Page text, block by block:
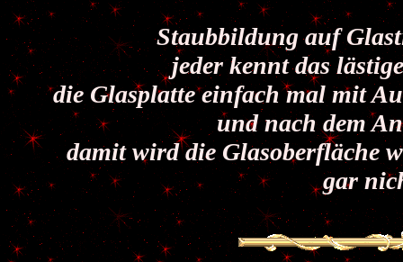
Staubbildung auf
jeder kennt das
die Glasplatte einfach mal mit
und nach dem
damit wird die Glasoberfläche
gar